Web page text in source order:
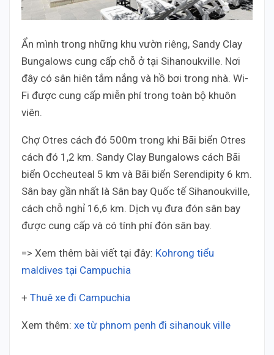
Ẩn mình trong những khu vườn riêng, Sandy Clay
Bungalows cung cấp chỗ ở tại Sihanoukville. Nơi
đây có sân hiên tắm nắng và hồ bơi trong nhà. Wi-
Fi được cung cấp miễn phí trong toàn bộ khuôn
viên.
Chợ Otres cách đó 500m trong khi Bãi biển Otres
cách đó 1,2 km. Sandy Clay Bungalows cách Bãi
biển Occheuteal 5 km và Bãi biển Serendipity 6 km.
Sân bay gần nhất là Sân bay Quốc tế Sihanoukville,
cách chỗ nghỉ 16,6 km. Dịch vụ đưa đón sân bay
được cung cấp và có tính phí đón sân bay.
=> Xem thêm bài viết tại đây: Kohrong tiểu
maldives tại Campuchia
+ Thuê xe đi Campuchia
Xem thêm: xe từ phnom penh đi sihanouk ville